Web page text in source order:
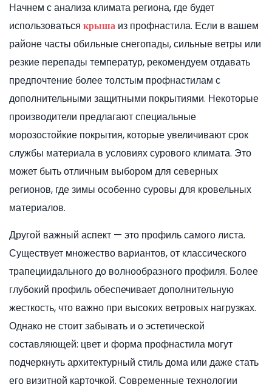
Начнем с анализа климата региона, где будет
использоваться крыша из профнастила. Если в вашем
районе часты обильные снегопады, сильные ветры или
резкие перепады температур, рекомендуем отдавать
предпочтение более толстым профнастилам с
дополнительными защитными покрытиями. Некоторые
производители предлагают специальные
морозостойкие покрытия, которые увеличивают срок
службы материала в условиях сурового климата. Это
может быть отличным выбором для северных
регионов, где зимы особенно суровы для кровельных
материалов.
Другой важный аспект — это профиль самого листа.
Существует множество вариантов, от классического
трапециидального до волнообразного профиля. Более
глубокий профиль обеспечивает дополнительную
жесткость, что важно при высоких ветровых нагрузках.
Однако не стоит забывать и о эстетической
составляющей: цвет и форма профнастила могут
подчеркнуть архитектурный стиль дома или даже стать
его визитной карточкой. Современные технологии